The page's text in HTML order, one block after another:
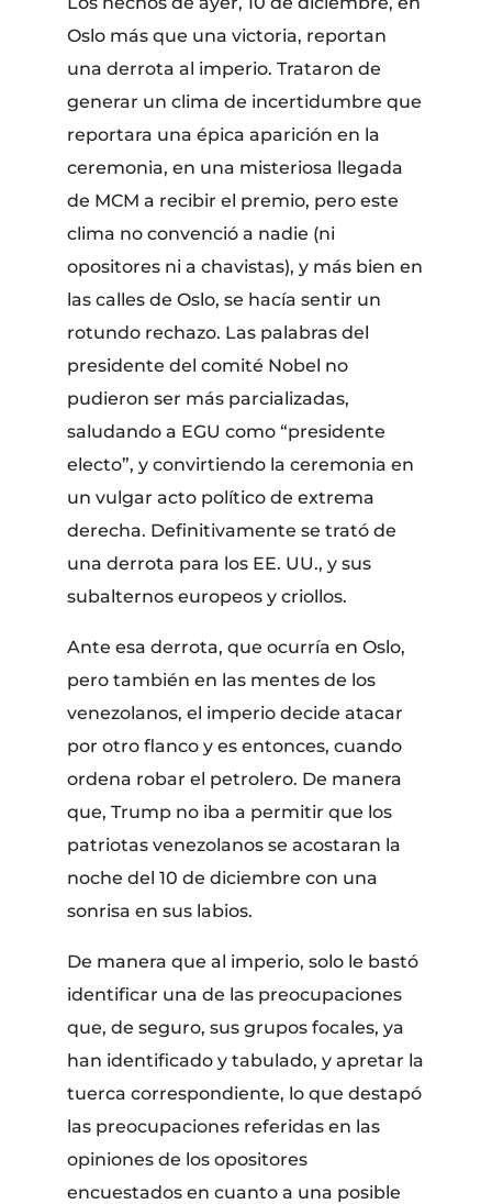
Oslo más que una victoria, reportan
una derrota al imperio. Trataron de
generar un clima de incertidumbre que
reportara una épica aparición en la
ceremonia, en una misteriosa llegada
de MCM a recibir el premio, pero este
clima no convenció a nadie (ni
opositores ni a chavistas), y más bien en
las calles de Oslo, se hacía sentir un
rotundo rechazo. Las palabras del
presidente del comité Nobel no
pudieron ser más parcializadas,
saludando a EGU como “presidente
electo”, y convirtiendo la ceremonia en
un vulgar acto político de extrema
derecha. Definitivamente se trató de
una derrota para los EE. UU., y sus
subalternos europeos y criollos.
Ante esa derrota, que ocurría en Oslo,
pero también en las mentes de los
venezolanos, el imperio decide atacar
por otro flanco y es entonces, cuando
ordena robar el petrolero. De manera
que, Trump no iba a permitir que los
patriotas venezolanos se acostaran la
noche del 10 de diciembre con una
sonrisa en sus labios.
De manera que al imperio, solo le bastó
identificar una de las preocupaciones
que, de seguro, sus grupos focales, ya
han identificado y tabulado, y apretar la
tuerca correspondiente, lo que destapó
las preocupaciones referidas en las
opiniones de los opositores
encuestados en cuanto a una posible